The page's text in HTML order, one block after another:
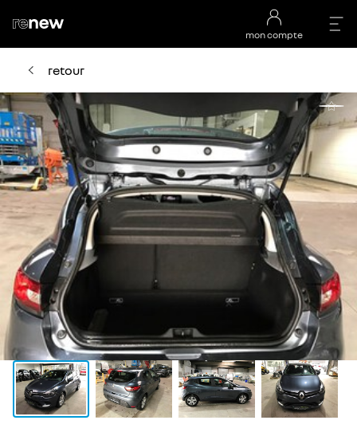
mon compte
retour